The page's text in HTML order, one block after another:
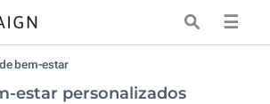
☰
bem-estar
estar personalizados